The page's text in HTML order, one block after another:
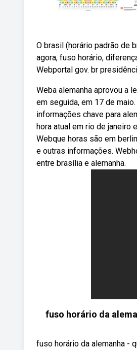
O brasil (horário padrão de
agora, fuso horário,
Webportal gov. br
Weba alemanha aprovou a
em seguida, em 17 de
informações chave para
hora atual em rio de janeiro
Webque horas são em
e outras informações.
entre brasília e alemanha.
fuso horário da
fuso horário da alemanha -